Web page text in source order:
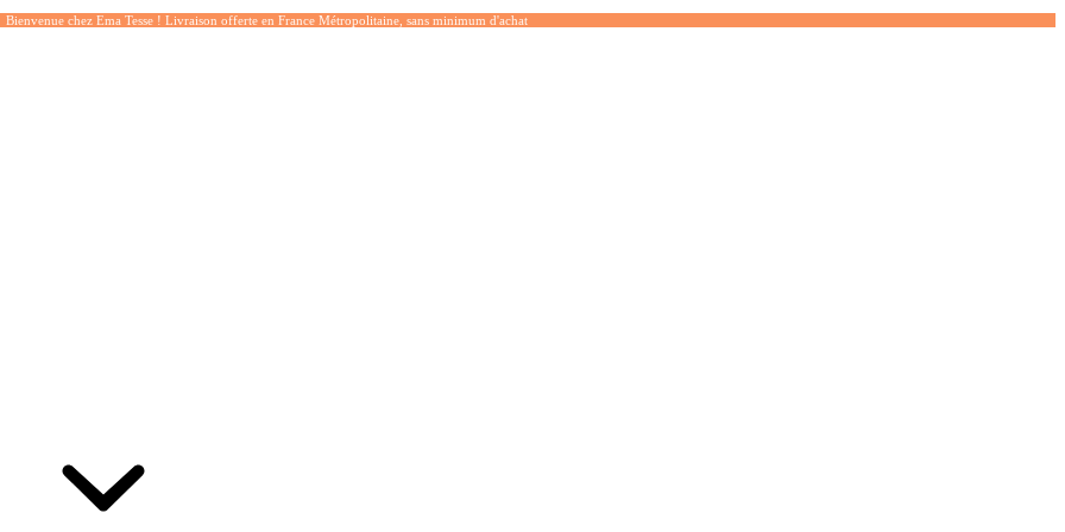
Bienvenue chez Ema Tesse ! Livraison offerte en France Métropolitaine, sans minimum d'achat